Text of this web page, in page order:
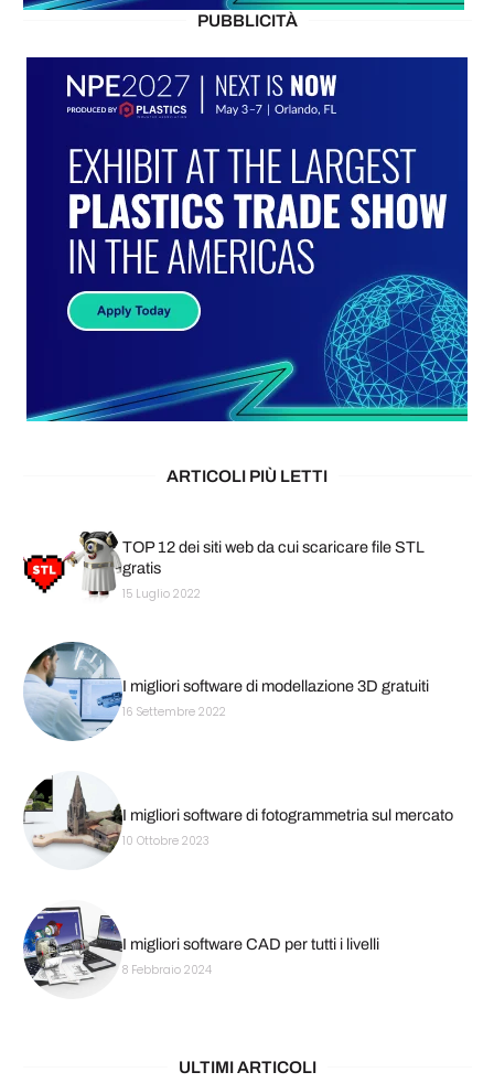
PUBBLICITÀ
ARTICOLI PIÙ LETTI
TOP 12 dei siti web da cui scaricare file STL
gratis
15 Luglio 2022
I migliori software di modellazione 3D gratuiti
16 Settembre 2022
I migliori software di fotogrammetria sul mercato
10 Ottobre 2023
I migliori software CAD per tutti i livelli
8 Febbraio 2024
ULTIMI ARTICOLI